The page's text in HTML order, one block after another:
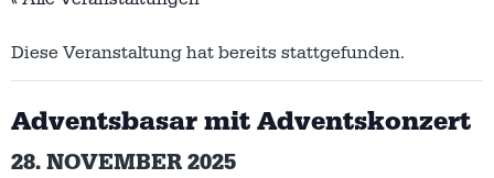
Diese Veranstaltung hat bereits stattgefunden.
Adventsbasar mit Adventskonzert
28. NOVEMBER 2025